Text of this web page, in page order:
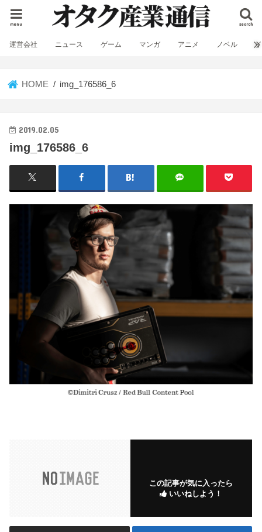
search
menu
運営会社 ニュース ゲーム マンガ アニメ ノベル
HOME img_176586_6
2019.02.05
img_176586_6
この記事が気に入ったら
いいねしよう！